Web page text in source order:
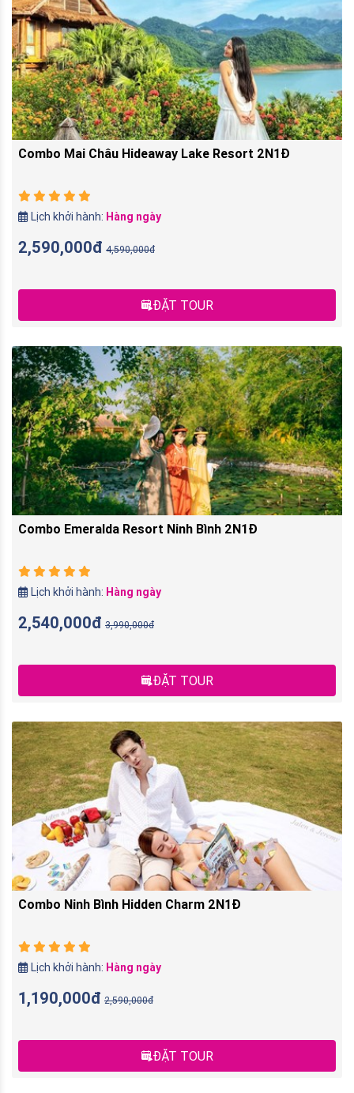
Combo Mai Châu Hideaway Lake Resort 2N1Đ
Lịch khởi hành: Hàng ngày
2,590,000đ 4,590,000đ
ĐẶT TOUR
Combo Emeralda Resort Ninh Bình 2N1Đ
Lịch khởi hành: Hàng ngày
2,540,000đ 3,990,000đ
ĐẶT TOUR
Combo Ninh Bình Hidden Charm 2N1Đ
Lịch khởi hành: Hàng ngày
1,190,000đ 2,590,000đ
ĐẶT TOUR